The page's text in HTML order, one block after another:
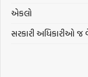
એકલો
સરકારી અધિકારીઓ